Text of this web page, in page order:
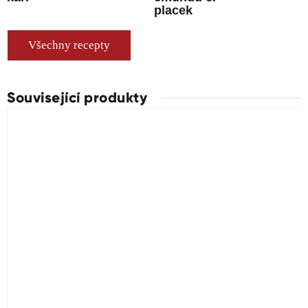
Související produkty
placek
Všechny recepty